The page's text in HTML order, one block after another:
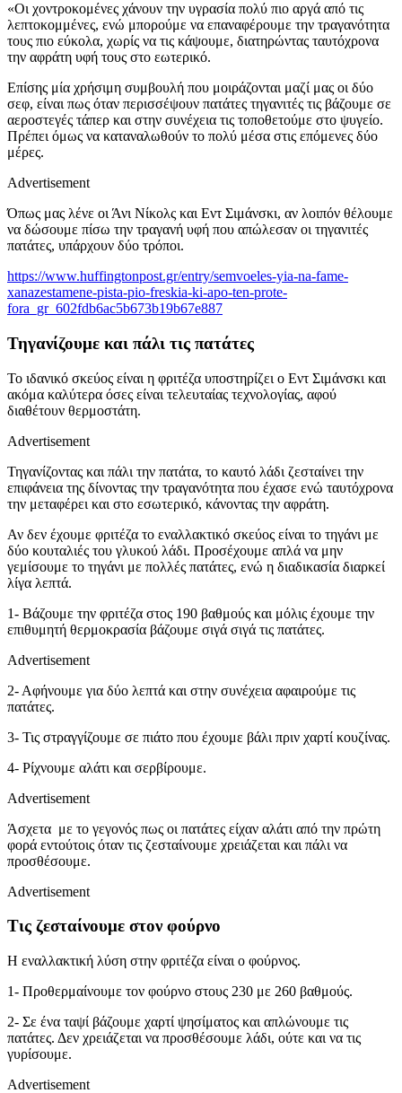
«Οι χοντροκομένες χάνουν την υγρασία πολύ πιο αργά από τις
λεπτοκομμένες, ενώ μπορούμε να επαναφέρουμε την τραγανότητα
τους πιο εύκολα, χωρίς να τις κάψουμε, διατηρώντας ταυτόχρονα
την αφράτη υφή τους στο εωτερικό.
Επίσης μία χρήσιμη συμβουλή που μοιράζονται μαζί μας οι δύο
σεφ, είναι πως όταν περισσέψουν πατάτες τηγανιτές τις βάζουμε σε
αεροστεγές τάπερ και στην συνέχεια τις τοποθετούμε στο ψυγείο.
Πρέπει όμως να καταναλωθούν το πολύ μέσα στις επόμενες δύο
μέρες.
Advertisement
Όπως μας λένε οι Άνι Νίκολς και Εντ Σιμάνσκι, αν λοιπόν θέλουμε
να δώσουμε πίσω την τραγανή υφή που απώλεσαν οι τηγανιτές
πατάτες, υπάρχουν δύο τρόποι.
https://www.huffingtonpost.gr/entry/semvoeles-yia-na-fame-
xanazestamene-pista-pio-freskia-ki-apo-ten-prote-
fora_gr_602fdb6ac5b673b19b67e887
Τηγανίζουμε και πάλι τις πατάτες
Το ιδανικό σκεύος είναι η φριτέζα υποστηρίζει ο Εντ Σιμάνσκι και
ακόμα καλύτερα όσες είναι τελευταίας τεχνολογίας, αφού
διαθέτουν θερμοστάτη.
Advertisement
Τηγανίζοντας και πάλι την πατάτα, το καυτό λάδι ζεσταίνει την
επιφάνεια της δίνοντας την τραγανότητα που έχασε ενώ ταυτόχρονα
την μεταφέρει και στο εσωτερικό, κάνοντας την αφράτη.
Αν δεν έχουμε φριτέζα το εναλλακτικό σκεύος είναι το τηγάνι με
δύο κουταλιές του γλυκού λάδι. Προσέχουμε απλά να μην
γεμίσουμε το τηγάνι με πολλές πατάτες, ενώ η διαδικασία διαρκεί
λίγα λεπτά.
1- Βάζουμε την φριτέζα στος 190 βαθμούς και μόλις έχουμε την
επιθυμητή θερμοκρασία βάζουμε σιγά σιγά τις πατάτες.
Advertisement
2- Αφήνουμε για δύο λεπτά και στην συνέχεια αφαιρούμε τις
πατάτες.
3- Τις στραγγίζουμε σε πιάτο που έχουμε βάλι πριν χαρτί κουζίνας.
4- Ρίχνουμε αλάτι και σερβίρουμε.
Advertisement
Άσχετα με το γεγονός πως οι πατάτες είχαν αλάτι από την πρώτη
φορά εντούτοις όταν τις ζεσταίνουμε χρειάζεται και πάλι να
προσθέσουμε.
Advertisement
Τις ζεσταίνουμε στον φούρνο
Η εναλλακτική λύση στην φριτέζα είναι ο φούρνος.
1- Προθερμαίνουμε τον φούρνο στους 230 με 260 βαθμούς.
2- Σε ένα ταψί βάζουμε χαρτί ψησίματος και απλώνουμε τις
πατάτες. Δεν χρειάζεται να προσθέσουμε λάδι, ούτε και να τις
γυρίσουμε.
Advertisement